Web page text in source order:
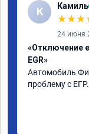
К Камиль
★★★
24 июня
«Отключение
EGR»
Автомобиль
проблему с